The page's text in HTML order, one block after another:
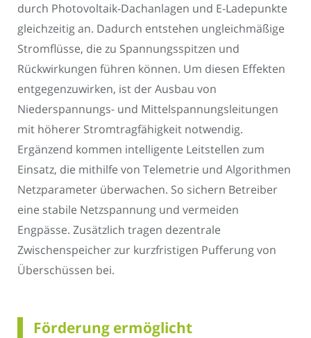
durch Photovoltaik-Dachanlagen und E-Ladepunkte
gleichzeitig an. Dadurch entstehen ungleichmäßige
Stromflüsse, die zu Spannungsspitzen und
Rückwirkungen führen können. Um diesen Effekten
entgegenzuwirken, ist der Ausbau von
Niederspannungs- und Mittelspannungsleitungen
mit höherer Stromtragfähigkeit notwendig.
Ergänzend kommen intelligente Leitstellen zum
Einsatz, die mithilfe von Telemetrie und Algorithmen
Netzparameter überwachen. So sichern Betreiber
eine stabile Netzspannung und vermeiden
Engpässe. Zusätzlich tragen dezentrale
Zwischenspeicher zur kurzfristigen Pufferung von
Überschüssen bei.
Förderung ermöglicht